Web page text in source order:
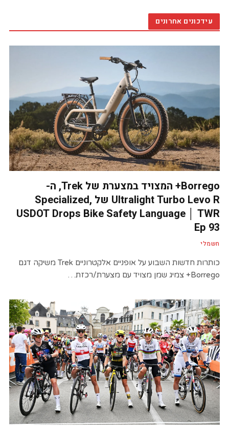
עידכונים אחרונים
Borrego+ המצויד במצערת של Trek, ה-
Ultralight Turbo Levo R של Specialized,
USDOT Drops Bike Safety Language │ TWR
Ep 93
חשמלי
כותרות חדשות השבוע על אופניים אלקטרוניים Trek משיקה דגם
Borrego+ צמיג שמן מצויד עם מצערת/רכזת…